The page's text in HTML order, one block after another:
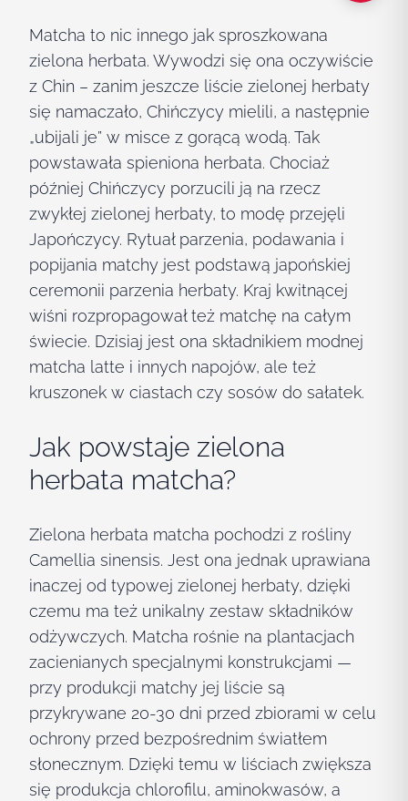
Matcha to nic innego jak sproszkowana
zielona herbata. Wywodzi się ona oczywiście
z Chin – zanim jeszcze liście zielonej herbaty
się namaczało, Chińczycy mielili, a następnie
„ubijali je” w misce z gorącą wodą. Tak
powstawała spieniona herbata. Chociaż
później Chińczycy porzucili ją na rzecz
zwykłej zielonej herbaty, to modę przejęli
Japończycy. Rytuał parzenia, podawania i
popijania matchy jest podstawą japońskiej
ceremonii parzenia herbaty. Kraj kwitnącej
wiśni rozpropagował też matchę na całym
świecie. Dzisiaj jest ona składnikiem modnej
matcha latte i innych napojów, ale też
kruszonek w ciastach czy sosów do sałatek.
Jak powstaje zielona
herbata matcha?
Zielona herbata matcha pochodzi z rośliny
Camellia sinensis. Jest ona jednak uprawiana
inaczej od typowej zielonej herbaty, dzięki
czemu ma też unikalny zestaw składników
odżywczych. Matcha rośnie na plantacjach
zacienianych specjalnymi konstrukcjami —
przy produkcji matchy jej liście są
przykrywane 20-30 dni przed zbiorami w celu
ochrony przed bezpośrednim światłem
słonecznym. Dzięki temu w liściach zwiększa
się produkcja chlorofilu, aminokwasów, a